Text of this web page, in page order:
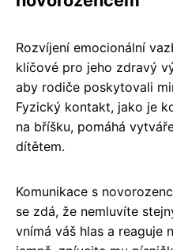
Rozvíjení emocionální
klíčové pro jeho zdravý
aby rodiče poskytovali
Fyzický kontakt, jako je
na bříšku, pomáhá
dítětem.
Komunikace s
se zdá, že nemluvíte
vnímá váš hlas a reaguje